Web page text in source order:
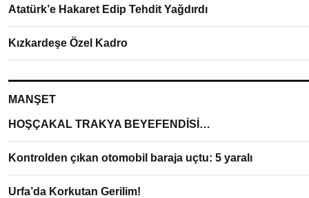
Atatürk’e Hakaret Edip Tehdit Yağdırdı
Kızkardeşe Özel Kadro
MANŞET
HOŞÇAKAL TRAKYA BEYEFENDİSİ…
Kontrolden çıkan otomobil baraja uçtu: 5 yaralı
Urfa’da Korkutan Gerilim!